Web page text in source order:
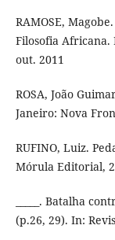
RAMOSE,
Filosofia Africana.
out. 2011
ROSA, João
Janeiro: Nova
RUFINO, Luiz.
Mórula Editorial,
_____. Batalha
(p.26, 29). In: